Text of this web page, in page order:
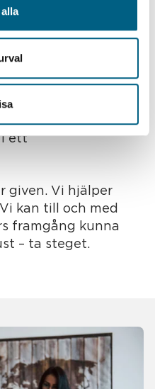
sig
Intelligens
rätt data,
att ta steget. Ett
genom att tillföra
API:er eller långt
GIS eller
i ett
given. Vi hjälper
kan till och med
framgång kunna
– ta steget.